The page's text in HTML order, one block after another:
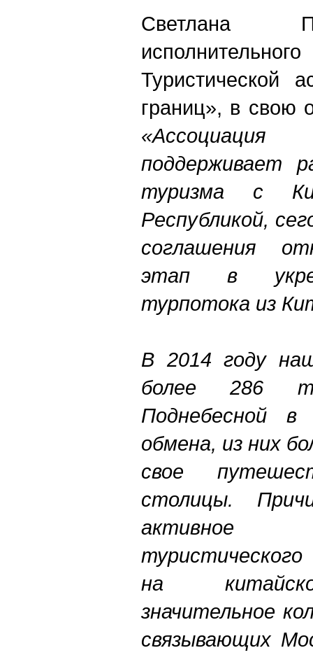
Светлана
Туристической
границ», в свою
поддерживает
туризма с
Республикой,
соглашения
этап в
турпотока из
В 2014 году
более 286
Поднебесной в
обмена, из них
свое
столицы.
активное
на
значительное
связывающих